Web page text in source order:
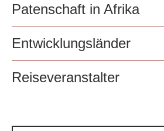
Patenschaft in Afrika
Entwicklungsländer
Reiseveranstalter